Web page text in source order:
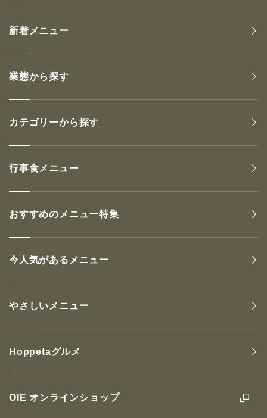
OIE オンラインショップ
新着メニュー
業態から探す
カテゴリーから探す
行事食メニュー
おすすめのメニュー特集
今人気があるメニュー
やさしいメニュー
Hoppetaグルメ